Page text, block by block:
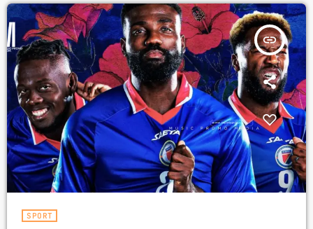
insert_link
SPORT